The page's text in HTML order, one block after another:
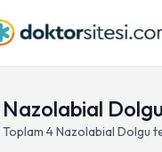
Nazolabial
Toplam 4Nazolabial Dolgu